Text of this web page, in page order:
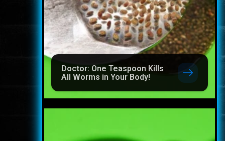
Doctor: One Teaspoon Kills
All Worms in Your Body!